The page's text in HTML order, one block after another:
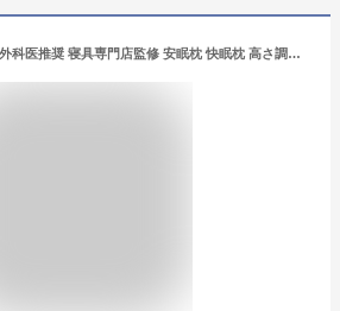
NERUSIA 枕 整形外科医推奨 寝具専門店監修 安眠枕 快眠枕 高さ調整 ジェル枕 高反発 高め 低め いびき ホワイト ギフト プレゼント